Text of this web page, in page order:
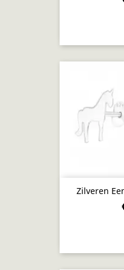
Zilveren